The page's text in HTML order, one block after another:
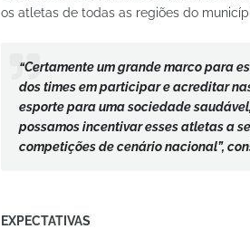
os atletas de todas as regiões do
“Certamente um grande marco para
dos times em participar e acreditar
esporte para uma sociedade
possamos incentivar esses atletas a
competições de cenário nacional”,
EXPECTATIVAS